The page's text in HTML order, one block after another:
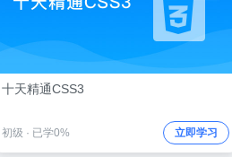
十天精通CSS3
初级 · 已学0% 立即学习